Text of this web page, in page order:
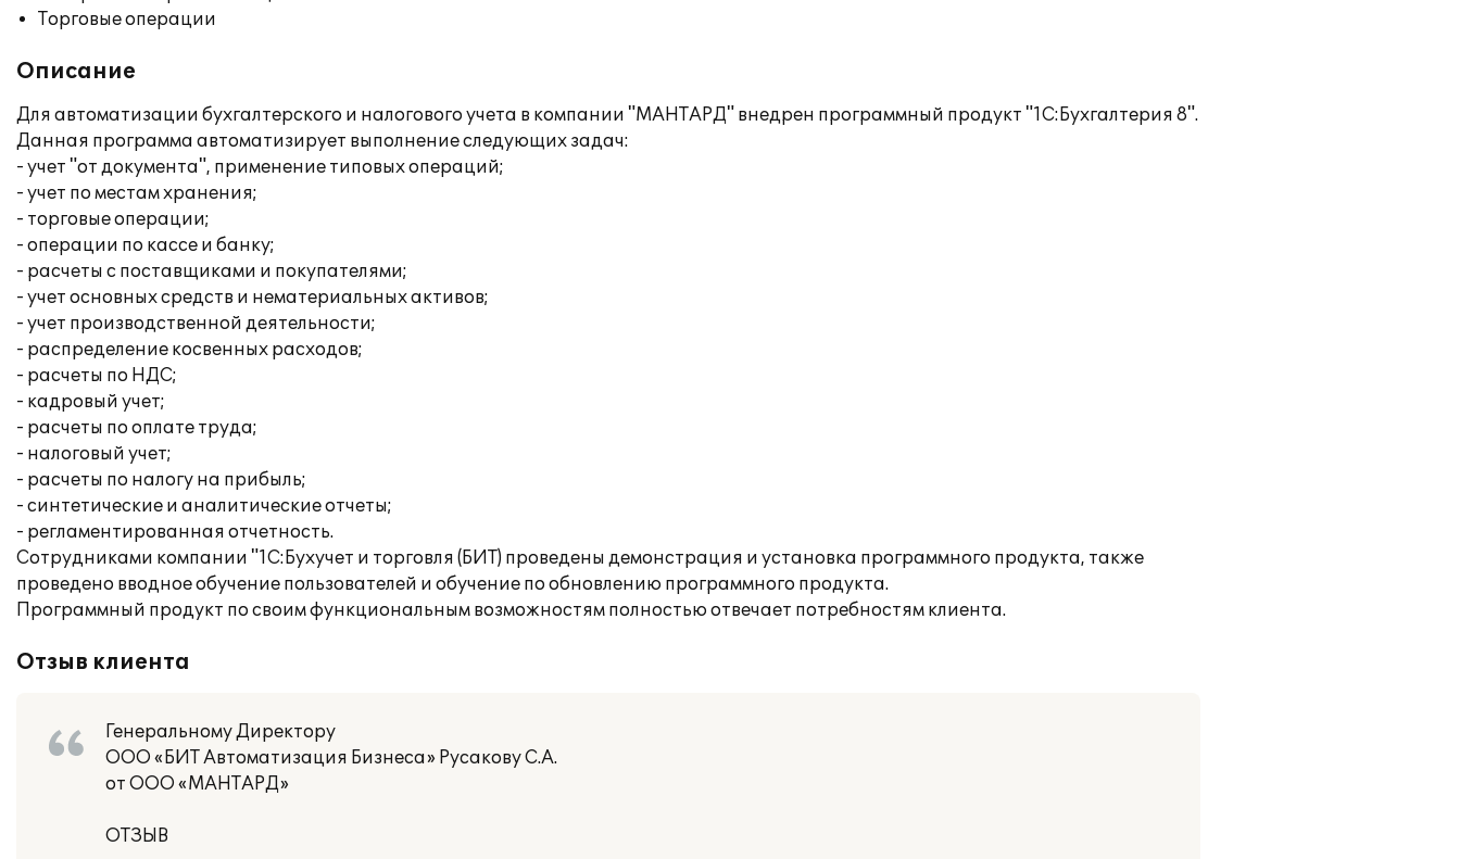
Торговые операции
Описание
Для автоматизации бухгалтерского и налогового учета в компании "МАНТАРД" внедрен программный продукт "1С:Бухгалтерия 8".
Данная программа автоматизирует выполнение следующих задач:
- учет "от документа", применение типовых операций;
- учет по местам хранения;
- торговые операции;
- операции по кассе и банку;
- расчеты с поставщиками и покупателями;
- учет основных средств и нематериальных активов;
- учет производственной деятельности;
- распределение косвенных расходов;
- расчеты по НДС;
- кадровый учет;
- расчеты по оплате труда;
- налоговый учет;
- расчеты по налогу на прибыль;
- синтетические и аналитические отчеты;
- регламентированная отчетность.
Сотрудниками компании "1С:Бухучет и торговля (БИТ) проведены демонстрация и установка программного продукта, также
проведено вводное обучение пользователей и обучение по обновлению программного продукта.
Программный продукт по своим функциональным возможностям полностью отвечает потребностям клиента.
Отзыв клиента
Генеральному Директору
ООО «БИТ Автоматизация Бизнеса» Русакову С.А.
от ООО «МАНТАРД»
ОТЗЫВ